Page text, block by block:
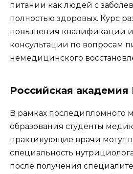
питании как людей с
полностью здоровых. Курс
повышения квалификации и
консультации по вопросам
немедицинского
Российская
В рамках последипломного
образования студенты
практикующие врачи могут
специальность
после получения